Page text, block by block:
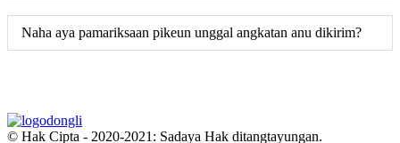
Naha aya pamariksaan pikeun unggal angkatan anu dikirim?
© Hak Cipta - 2020-2021: Sadaya Hak ditangtayungan.